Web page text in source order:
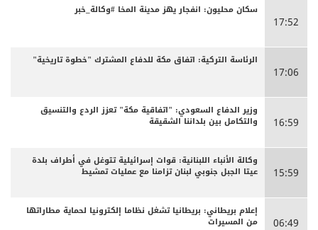
17:52
سكان محليون: انفجار يهز مدينة المخا #وكالة_خبر
17:06
الرئاسة التركية: اتفاق مكة للدفاع المشترك "خطوة تاريخية"
16:59
وزير الدفاع السعودي: "اتفاقية مكة" تعزز الردع والتنسيق
والتكامل بين بلداننا الشقيقة
15:59
وكالة الأنباء اللبنانية: قوات إسرائيلية تتوغل في أطراف بلدة
عيتا الجبل جنوبي لبنان تزامنا مع عمليات تمشيط
06:49
إعلام بريطاني: بريطانيا تشغل نظاما إلكترونيا لحماية مطاراتها
من المسيرات